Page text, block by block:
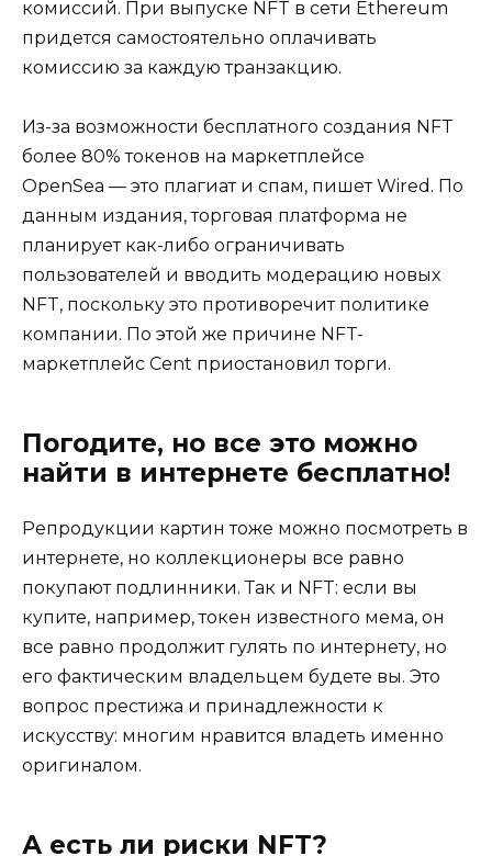
комиссий. При выпуске NFT в сети Ethereum
придется самостоятельно оплачивать
комиссию за каждую транзакцию.
Из-за возможности бесплатного создания NFT
более 80% токенов на маркетплейсе
OpenSea — это плагиат и спам, пишет Wired. По
данным издания, торговая платформа не
планирует как-либо ограничивать
пользователей и вводить модерацию новых
NFT, поскольку это противоречит политике
компании. По этой же причине NFT-
маркетплейс Cent приостановил торги.
Погодите, но все это можно
найти в интернете бесплатно!
Репродукции картин тоже можно посмотреть в
интернете, но коллекционеры все равно
покупают подлинники. Так и NFT: если вы
купите, например, токен известного мема, он
все равно продолжит гулять по интернету, но
его фактическим владельцем будете вы. Это
вопрос престижа и принадлежности к
искусству: многим нравится владеть именно
оригиналом.
А есть ли риски NFT?